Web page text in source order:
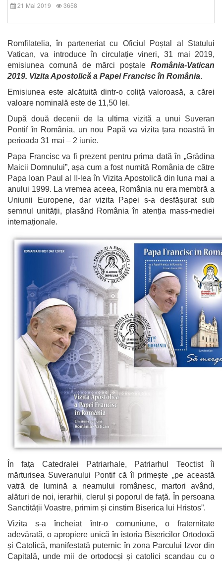
21 Mai 2019 3658
Romfilatelia, în parteneriat cu Oficiul Poștal al Statului
Vatican, va introduce în circulație vineri, 31 mai 2019,
emisiunea comună de mărci poștale România-Vatican
2019. Vizita Apostolică a Papei Francisc în România.
Emisiunea este alcătuită dintr-o coliță valoroasă, a cărei
valoare nominală este de 11,50 lei.
După două decenii de la ultima vizită a unui Suveran
Pontif în România, un nou Papă va vizita țara noastră în
perioada 31 mai – 2 iunie.
Papa Francisc va fi prezent pentru prima dată în „Grădina
Maicii Domnului”, așa cum a fost numită România de către
Papa Ioan Paul al II-lea în Vizita Apostolică din luna mai a
anului 1999. La vremea aceea, România nu era membră a
Uniunii Europene, dar vizita Papei s-a desfășurat sub
semnul unității, plasând România în atenția mass-mediei
internaționale.
În fața Catedralei Patriarhale, Patriarhul Teoctist îi
mărturisea Suveranului Pontif că îl primește „pe această
vatră de lumină a neamului românesc, martori având,
alături de noi, ierarhii, clerul și poporul de față. În persoana
Sanctității Voastre, primim și cinstim Biserica lui Hristos”.
Vizita s-a încheiat într-o comuniune, o fraternitate
adevărată, o apropiere unică în istoria Bisericilor Ortodoxă
și Catolică, manifestată puternic în zona Parcului Izvor din
Capitală, unde mii de ortodocși și catolici scandau cu o